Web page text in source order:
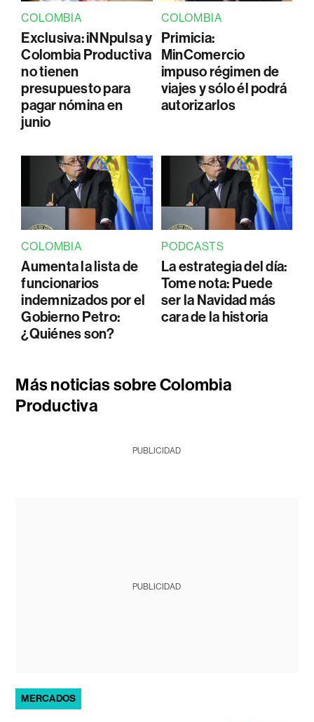
COLOMBIA
Exclusiva: iNNpulsa y
Colombia Productiva
no tienen
presupuesto para
pagar nómina en
junio
COLOMBIA
Primicia:
MinComercio
impuso régimen de
viajes y sólo él podrá
autorizarlos
COLOMBIA
Aumenta la lista de
funcionarios
indemnizados por el
Gobierno Petro:
¿Quiénes son?
PODCASTS
La estrategia del día:
Tome nota: Puede
ser la Navidad más
cara de la historia
Más noticias sobre Colombia
Productiva
PUBLICIDAD
PUBLICIDAD
MERCADOS